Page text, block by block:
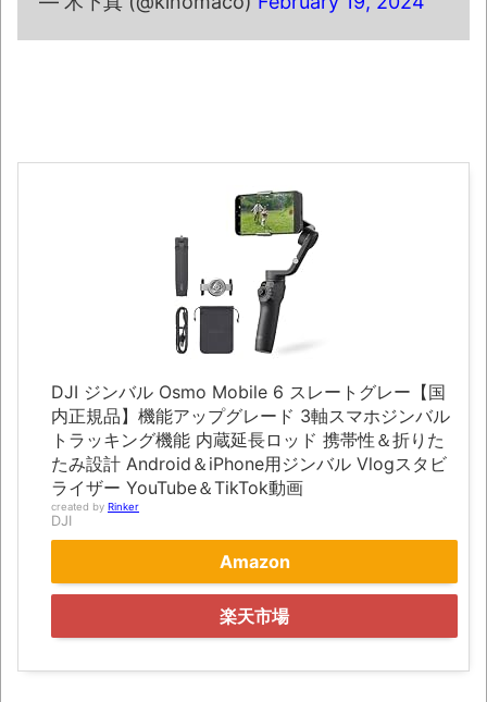
ムソフトCDの劣化について問題提起 他
別にどこの誰が一日何時間睡眠だろうがど
うでもいいじゃないですか
8月26日にリメイク完結編「FF7リベレーシ
ョン」の新映像が公開！欧州gamescom 2026
凡庸な悪
お前らの身体の悩み教えてくれ
「アメリカのヤンキーがアジア人にケンカ
を売った結果ｗｗｗ」 ほか
【読書感想】山野辺太郎『いつか深い穴に
落ちるまで』
映画ちいかわ観に行ったので感想を書きま
DJI ジンバル Osmo Mobile 6 スレートグレー【国
内正規品】機能アップグレード 3軸スマホジンバル
トラッキング機能 内蔵延長ロッド 携帯性＆折りた
たみ設計 Android＆iPhone用ジンバル Vlogスタビ
ライザー YouTube＆TikTok動画
created by Rinker
DJI
Amazon
楽天市場